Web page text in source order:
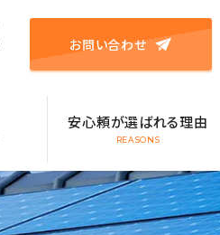
お問い合わせ
安心頼が選ばれる理由
REASONS